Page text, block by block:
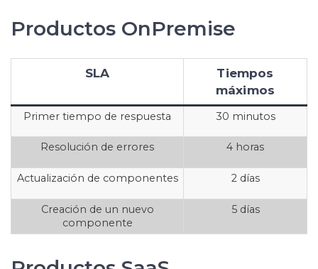
Productos OnPremise
SLA
Tiempos
máximos
Primer tiempo de respuesta 30 minutos
Resolución de errores 4 horas
Actualización de componentes 2 días
Creación de un nuevo
componente
5 días